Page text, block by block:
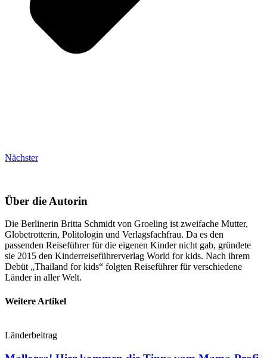
Nächster
Über die Autorin
Die Berlinerin Britta Schmidt von Groeling ist zweifache Mutter,
Globetrotterin, Politologin und Verlagsfachfrau. Da es den
passenden Reiseführer für die eigenen Kinder nicht gab, gründete
sie 2015 den Kinderreiseführerverlag World for kids. Nach ihrem
Debüt „Thailand for kids“ folgten Reiseführer für verschiedene
Länder in aller Welt.
Weitere Artikel
Länderbeitrag